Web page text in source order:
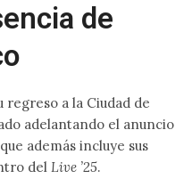
de
a la Ciudad de
adelantando el anuncio
además incluye sus
delLive ’25.